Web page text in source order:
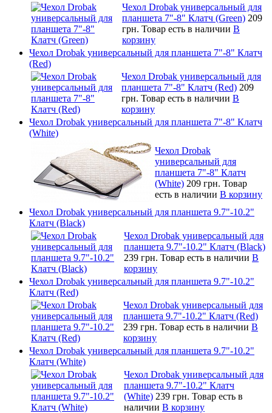
Чехол Drobak универсальный для
планшета 7"-8" Клатч (Green) 209
грн. Товар есть в наличии В
корзину
Чехол Drobak универсальный для планшета 7"-8" Клатч
(Red)
Чехол Drobak универсальный для
планшета 7"-8" Клатч (Red) 209
грн. Товар есть в наличии В
корзину
Чехол Drobak универсальный для планшета 7"-8" Клатч
(White)
Чехол Drobak
универсальный для
планшета 7"-8" Клатч
(White) 209 грн. Товар
есть в наличии В корзину
Чехол Drobak универсальный для планшета 9.7"-10.2"
Клатч (Black)
Чехол Drobak универсальный для
планшета 9.7"-10.2" Клатч (Black)
239 грн. Товар есть в наличии В
корзину
Чехол Drobak универсальный для планшета 9.7"-10.2"
Клатч (Red)
Чехол Drobak универсальный для
планшета 9.7"-10.2" Клатч (Red)
239 грн. Товар есть в наличии В
корзину
Чехол Drobak универсальный для планшета 9.7"-10.2"
Клатч (White)
Чехол Drobak универсальный для
планшета 9.7"-10.2" Клатч
(White) 239 грн. Товар есть в
наличии В корзину